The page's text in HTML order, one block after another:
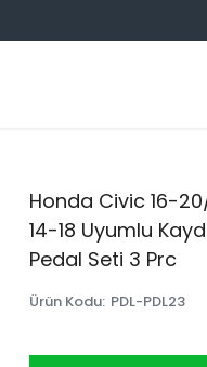
Honda Civic 16-
14-18 Uyumlu
Pedal Seti 3 Prc
Ürün Kodu: PDL-PDL23